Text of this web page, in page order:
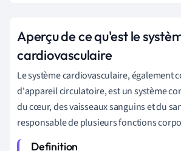
Aperçu de ce qu'est le
cardiovasculaire
Le système cardiovasculaire, également
d'appareil circulatoire, est un système
du cœur, des vaisseaux sanguins et du
responsable de plusieurs fonctions